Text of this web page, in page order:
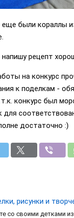
еще были кораллы
напишу рецепт
на конкурс
к поделкам -
конкурс был
для
достаточно :)
рисунки и
со своими детками